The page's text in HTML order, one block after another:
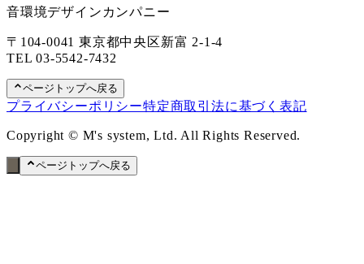
音環境デザインカンパニー
〒104-0041 東京都中央区新富 2-1-4
TEL03-5542-7432
ページトップへ戻る
プライバシーポリシー特定商取引法に基づく表記
Copyright © M's system, Ltd. All Rights Reserved.
ページトップへ戻る